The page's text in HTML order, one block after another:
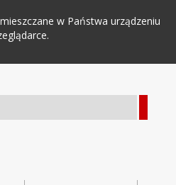
w Państwa urządzeniu